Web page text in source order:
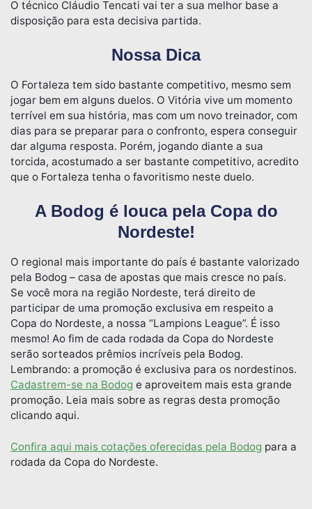
O técnico Cláudio Tencati vai ter a sua melhor base a
disposição para esta decisiva partida.
Nossa Dica
O Fortaleza tem sido bastante competitivo, mesmo sem
jogar bem em alguns duelos. O Vitória vive um momento
terrível em sua história, mas com um novo treinador, com
dias para se preparar para o confronto, espera conseguir
dar alguma resposta. Porém, jogando diante a sua
torcida, acostumado a ser bastante competitivo, acredito
que o Fortaleza tenha o favoritismo neste duelo.
A Bodog é louca pela Copa do
Nordeste!
O regional mais importante do país é bastante valorizado
pela Bodog – casa de apostas que mais cresce no país.
Se você mora na região Nordeste, terá direito de
participar de uma promoção exclusiva em respeito a
Copa do Nordeste, a nossa “Lampions League”. É isso
mesmo! Ao fim de cada rodada da Copa do Nordeste
serão sorteados prêmios incríveis pela Bodog.
Lembrando: a promoção é exclusiva para os nordestinos.
Cadastrem-se na Bodog e aproveitem mais esta grande
promoção. Leia mais sobre as regras desta promoção
clicando aqui.
Confira aqui mais cotações oferecidas pela Bodog para a
rodada da Copa do Nordeste.